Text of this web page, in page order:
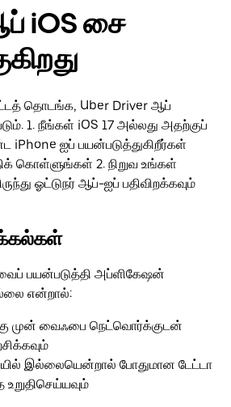
iOS சை
தொடங்க, Uber Driver ஆப்
1. நீங்கள் iOS 17 அல்லது அதற்குப்
iPhone ஐப் பயன்படுத்துகிறீர்கள்
கொள்ளுங்கள் 2. நிறுவ உங்கள்
ஓட்டுநர் ஆப்-ஐப் பதிவிறக்கவும்
பயன்படுத்தி அப்ளிகேஷன்
என்றால்:
முன் வைஃபை நெட்வொர்க்குடன்
இல்லையென்றால் போதுமான டேட்டா